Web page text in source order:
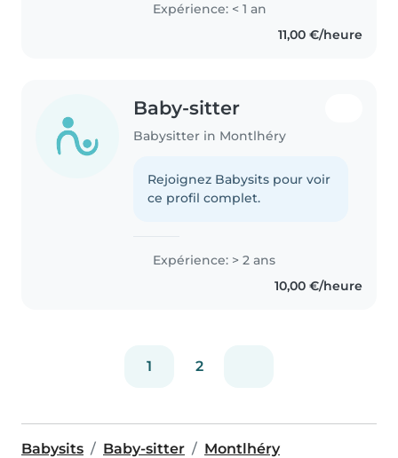
Expérience: < 1 an
11,00 €/heure
Baby-sitter
Babysitter in Montlhéry
Rejoignez Babysits pour voir
ce profil complet.
Expérience: > 2 ans
10,00 €/heure
1 2
Babysits Baby-sitter Montlhéry